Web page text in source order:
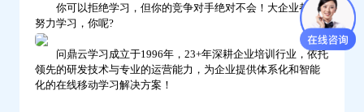
你可以拒绝学习，但你的竞争对手绝对不会！大企业都在
努力学习，你呢?
问鼎云学习成立于1996年，23+年深耕企业培训行业，依托
领先的研发技术与专业的运营能力，为企业提供体系化和智能
化的在线移动学习解决方案！